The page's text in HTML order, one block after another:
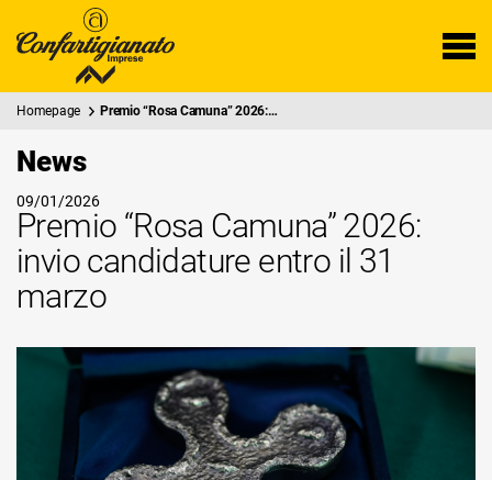
Homepage Premio “Rosa Camuna” 2026:…
News
09/01/2026
Premio “Rosa Camuna” 2026:
invio candidature entro il 31
marzo